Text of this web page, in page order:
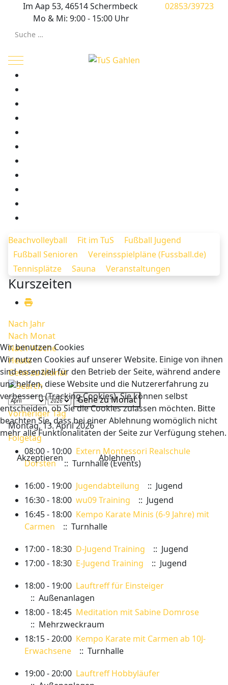
Im Aap 53, 46514 Schermbeck
02853/39723
Mo & Mi: 9:00 - 15:00 Uhr
Suchen
Mobile Menu Toggle
Beachvolleyball Fit im TuS
Fußball Jugend
Fußball Senioren
Vereinsspielpläne (Fussball.de)
Tennisplätze
Sauna Veranstaltungen
Kurszeiten
Nach Jahr
Nach Monat
Nach Woche
Heute
Gehe zu Monat
Gehe zu Monat
Vorheriger Tag
Montag, 13. April 2026
Folgetag
08:00 - 10:00 Extern Montessori Realschule
Dorsten :: Turnhalle (Events)
16:00 - 19:00 Jugendabteilung
:: Jugend
16:30 - 18:00wu09 Training
:: Jugend
16:45 - 18:00 Kempo Karate Minis (6-9 Jahre) mit
Carmen
:: Turnhalle
17:00 - 18:30 D-Jugend Training
:: Jugend
17:00 - 18:30 E-Jugend Training
:: Jugend
18:00 - 19:00 Lauftreff für Einsteiger
:: Außenanlagen
18:00 - 18:45 Meditation mit Sabine Domrose
:: Mehrzweckraum
18:15 - 20:00 Kempo Karate mit Carmen ab 10J-
Erwachsene
:: Turnhalle
19:00 - 20:00 Lauftreff Hobbyläufer
Wir benutzen Cookies
Wir nutzen Cookies auf unserer Website. Einige von ihnen
sind essenziell für den Betrieb der Seite, während andere
uns helfen, diese Website und die Nutzererfahrung zu
verbessern (Tracking Cookies). Sie können selbst
entscheiden, ob Sie die Cookies zulassen möchten. Bitte
beachten Sie, dass bei einer Ablehnung womöglich nicht
mehr alle Funktionalitäten der Seite zur Verfügung stehen.
Akzeptieren Ablehnen